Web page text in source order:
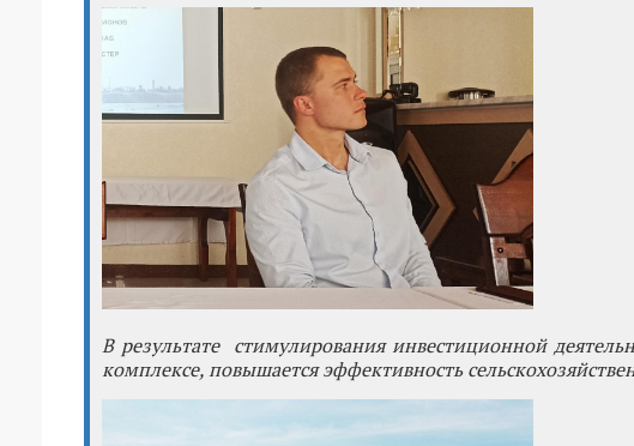
В результате стимулирования инвестиционной
комплексе, повышается эффективность